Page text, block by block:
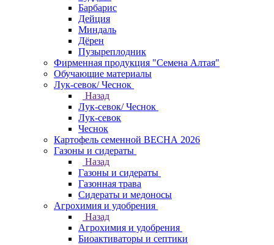
Барбарис
Дейция
Миндаль
Дёрен
Пузыреплодник
Фирменная продукция "Семена Алтая"
Обучающие материалы
Лук-севок/ Чеснок
Назад
Лук-севок/ Чеснок
Лук-севок
Чеснок
Картофель семенной ВЕСНА 2026
Газоны и сидераты
Назад
Газоны и сидераты
Газонная трава
Сидераты и медоносы
Агрохимия и удобрения
Назад
Агрохимия и удобрения
Биоактиваторы и септики